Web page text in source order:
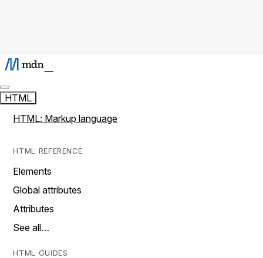
HTML
HTML: Markup language
HTML REFERENCE
Elements
Global attributes
Attributes
See all…
HTML GUIDES